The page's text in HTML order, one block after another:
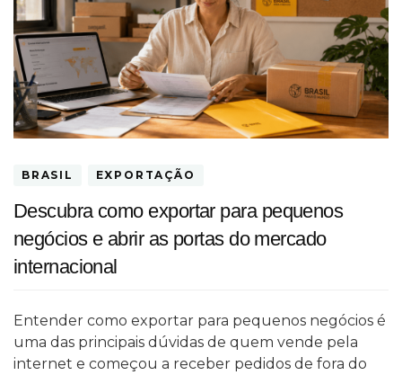
BRASIL EXPORTAÇÃO
Descubra como exportar para pequenos
negócios e abrir as portas do mercado
internacional
Entender como exportar para pequenos negócios é
uma das principais dúvidas de quem vende pela
internet e começou a receber pedidos de fora do